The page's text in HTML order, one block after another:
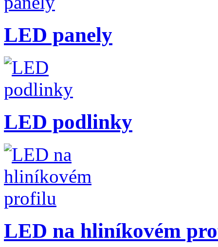
LED panely
LED podlinky
LED na hliníkovém